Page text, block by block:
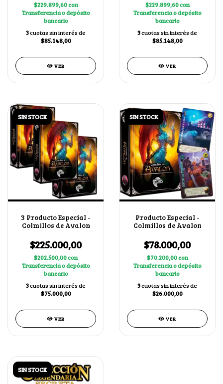
$229.899,60con
Transferencia o depósito
bancario
3cuotas sin interés de
$85.148,00
VER
$229.899,60con
Transferencia o depósito
bancario
3cuotas sin interés de
$85.148,00
VER
SIN STOCK
3 Producto Especial -
Colmillos de Avalon
$225.000,00
$202.500,00con
Transferencia o depósito
bancario
3cuotas sin interés de
$75.000,00
VER
SIN STOCK
Producto Especial -
Colmillos de Avalon
$78.000,00
$70.200,00con
Transferencia o depósito
bancario
3cuotas sin interés de
$26.000,00
VER
SIN STOCK